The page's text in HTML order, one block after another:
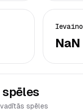
NaN
spēles
spēles